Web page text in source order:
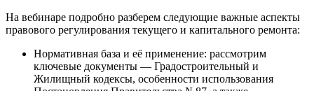
На вебинаре подробно разберем следующие важные аспекты
правового регулирования текущего и капитального ремонта:
Нормативная база и её применение: рассмотрим
ключевые документы — Градостроительный и
Жилищный кодексы, особенности использования